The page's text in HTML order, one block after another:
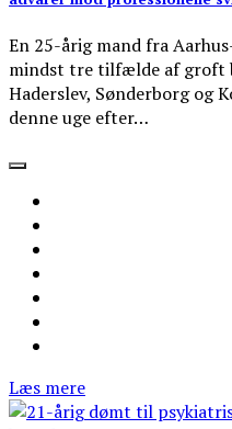
En 25-årig mand fra
mindst tre tilfælde af groft
Haderslev, Sønderborg og
denne uge efter…
Læs mere